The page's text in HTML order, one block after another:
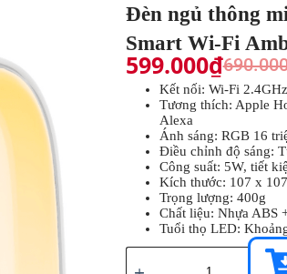
Đèn ngủ thông
Smart Wi-Fi
(MSL430JHK-
599.000₫
Kết nối: Wi-Fi
Tương thích: Apple
Alexa
Ánh sáng: RGB 16
Điều chỉnh độ sáng:
Công suất: 5W, tiết
Kích thước: 107 x
Trọng lượng: 400g
Chất liệu: Nhựa ABS
Tuổi thọ LED: